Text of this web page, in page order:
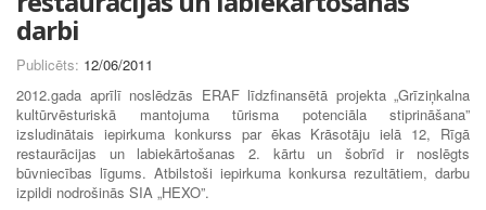
darbi
Publicēts: 12/06/2011
2012.gada aprīlī noslēdzās ERAF līdzfinansētā projekta „Grīziņkalna
kultūrvēsturiskā mantojuma tūrisma potenciāla stiprināšana”
izsludinātais iepirkuma konkurss par ēkas Krāsotāju ielā 12, Rīgā
restaurācijas un labiekārtošanas 2. kārtu un šobrīd ir noslēgts
būvniecības līgums. Atbilstoši iepirkuma konkursa rezultātiem, darbu
izpildi nodrošinās SIA „HEXO”.